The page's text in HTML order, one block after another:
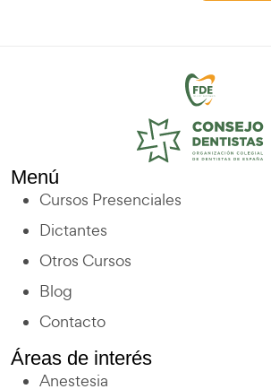
Menú
Cursos Presenciales
Dictantes
Otros Cursos
Blog
Contacto
Áreas de interés
Anestesia